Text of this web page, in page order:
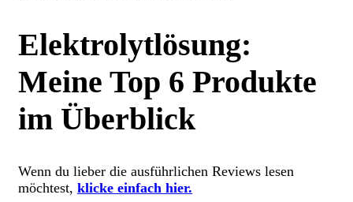
Elektrolytlösung:
Meine Top 6 Produkte
im Überblick
Wenn du lieber die ausführlichen Reviews lesen
möchtest, klicke einfach hier.